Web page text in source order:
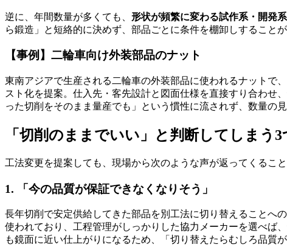
逆に、年間数量が多くても、 形状が頻繁に変わる試作系・開発
ら鍛造」と短絡的に決めず、部品ごとに条件を棚卸しすることが
【事例】二輪車向け外装部品のナット
東南アジアで生産される二輪車の外装部品に使われるナットで
スト化を提案。仕入先・客先設計と図面仕様を直接すり合わせ
った切削をそのまま量産でも」という慣性に流されず、数量の
「切削のままでいい」と判断してしまう
工法変更を提案しても、現場から次のような声が返ってくるこ
1. 「今の品質が保証できなくなりそう」
長年切削で安定供給してきた部品を別工法に切り替えることへ
使われており、工程管理がしっかりした協力メーカーを選べば
も鏡面に近い仕上がりになるため、「切り替えたらむしろ品質